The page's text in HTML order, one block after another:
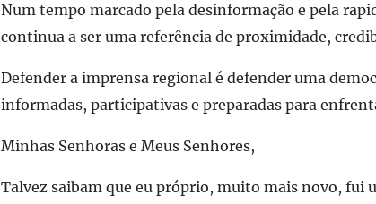
Num tempo marcado pela desinformação e pela
continua a ser uma referência de proximidade,
Defender a imprensa regional é defender uma
informadas, participativas e preparadas para
Minhas Senhoras e Meus Senhores,
Talvez saibam que eu próprio, muito mais novo, fui